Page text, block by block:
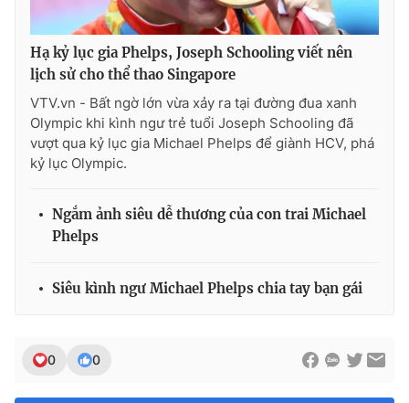
Hạ kỷ lục gia Phelps, Joseph Schooling viết nên
lịch sử cho thể thao Singapore
VTV.vn - Bất ngờ lớn vừa xảy ra tại đường đua xanh
Olympic khi kình ngư trẻ tuổi Joseph Schooling đã
vượt qua kỷ lục gia Michael Phelps để giành HCV, phá
kỷ lục Olympic.
Ngắm ảnh siêu dễ thương của con trai Michael
Phelps
Siêu kình ngư Michael Phelps chia tay bạn gái
0 0